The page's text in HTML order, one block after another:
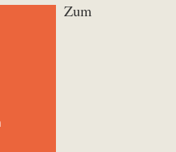
Zum